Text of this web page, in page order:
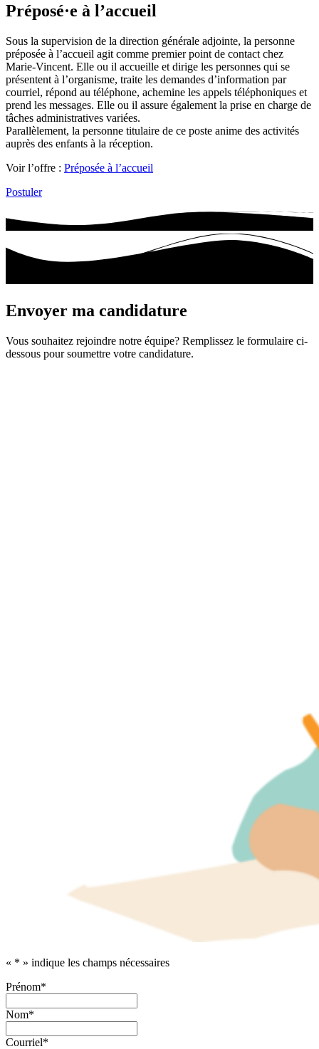
Préposé·e à l’accueil
Sous la supervision de la direction générale adjointe, la personne
préposée à l’accueil agit comme premier point de contact chez
Marie-Vincent. Elle ou il accueille et dirige les personnes qui se
présentent à l’organisme, traite les demandes d’information par
courriel, répond au téléphone, achemine les appels téléphoniques et
prend les messages. Elle ou il assure également la prise en charge de
tâches administratives variées.
Parallèlement, la personne titulaire de ce poste anime des activités
auprès des enfants à la réception.
Voir l’offre : Préposée à l’accueil
Postuler
Envoyer ma candidature
Vous souhaitez rejoindre notre équipe? Remplissez le formulaire ci-
dessous pour soumettre votre candidature.
« * » indique les champs nécessaires
Prénom*
Nom*
Courriel*